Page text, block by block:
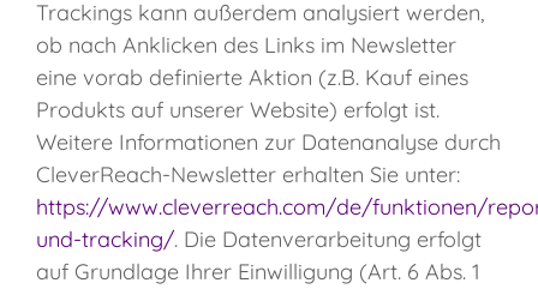
Trackings kann außerdem analysiert werden,
ob nach Anklicken des Links im Newsletter
eine vorab definierte Aktion (z.B. Kauf eines
Produkts auf unserer Website) erfolgt ist.
Weitere Informationen zur Datenanalyse durch
CleverReach-Newsletter erhalten Sie unter:
https://www.cleverreach.com/de/funktionen/
und-tracking/. Die Datenverarbeitung erfolgt
auf Grundlage Ihrer Einwilligung (Art. 6 Abs. 1